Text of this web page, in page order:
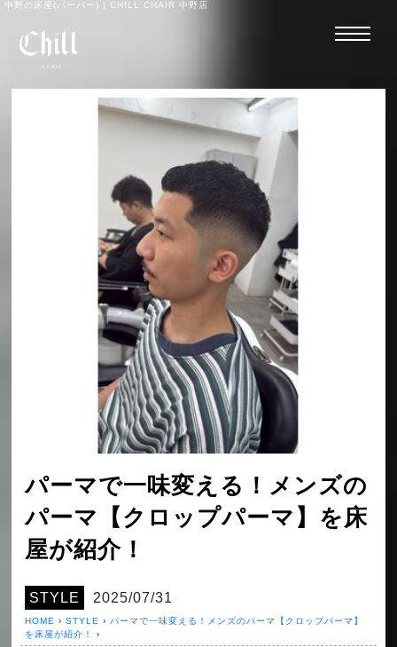
中野の床屋(バーバー) | CHILL CHAIR 中野店
パーマで一味変える！メンズの
パーマ【クロップパーマ】を床
屋が紹介！
STYLE 2025/07/31
HOME ›STYLE › パーマで一味変える！メンズのパーマ【クロップパーマ】
を床屋が紹介！
›